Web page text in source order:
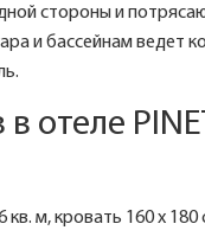
стороны и
и бассейнам ведет
отеле
кв. м, кровать 160 х 180